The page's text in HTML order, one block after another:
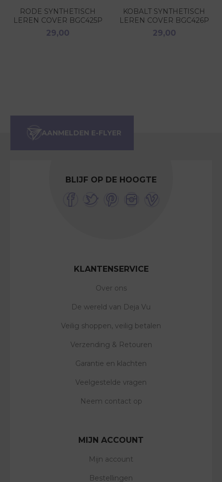
RODE SYNTHETISCH
LEREN COVER BGC425P
29,00
KOBALT SYNTHETISCH
LEREN COVER BGC426P
29,00
BLIJF OP DE HOOGTE
KLANTENSERVICE
Over ons
De wereld van Deja Vu
Veilig shoppen, veilig betalen
Verzending & Retouren
Garantie en klachten
Veelgestelde vragen
Neem contact op
MIJN ACCOUNT
Mijn account
Bestellingen